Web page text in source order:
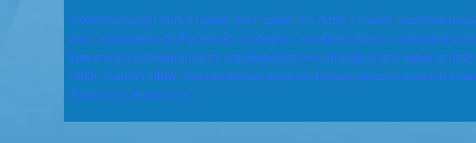
ขายติดตั้งสายล่อฟ้า ติดตั้งสายล่อฟ้าขายสายล่อฟ้าขาย ติดตั้ง สายล่อฟ้า ขายติดตั้งสายล่
ฟ้าผ่า ขายสายล่อฟ้า ติดตั้งสายล่อฟ้า ป้องกันฟ้าผ่า ระบบป้องกันฟ้าผ่า ระบบป้องกันฟ้าผ่าส
ไฟกระชาก เครื่องป้องกันไฟกระชาก วงจรป้องกันไฟกระชากอุปกรณ์ป้องกันความเสียหายจากฟ้
หลักดิน ระบบกราวด์ไฟฟ้า lightning lightning protection lightning protection system fire
เรียกพยาบาล เรียกพยาบาล